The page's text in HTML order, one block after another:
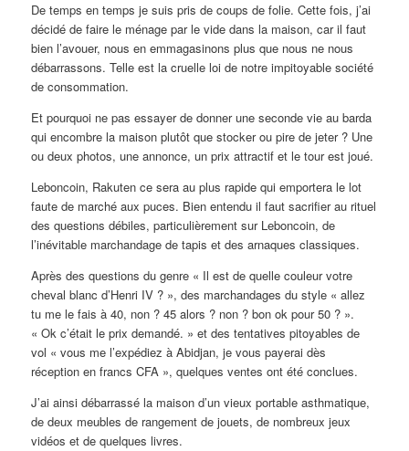
De temps en temps je suis pris de coups de folie. Cette fois, j’ai
décidé de faire le ménage par le vide dans la maison, car il faut
bien l’avouer, nous en emmagasinons plus que nous ne nous
débarrassons. Telle est la cruelle loi de notre impitoyable société
de consommation.
Et pourquoi ne pas essayer de donner une seconde vie au barda
qui encombre la maison plutôt que stocker ou pire de jeter ? Une
ou deux photos, une annonce, un prix attractif et le tour est joué.
Leboncoin, Rakuten ce sera au plus rapide qui emportera le lot
faute de marché aux puces. Bien entendu il faut sacrifier au rituel
des questions débiles, particulièrement sur Leboncoin, de
l’inévitable marchandage de tapis et des arnaques classiques.
Après des questions du genre « Il est de quelle couleur votre
cheval blanc d’Henri IV ? », des marchandages du style « allez
tu me le fais à 40, non ? 45 alors ? non ? bon ok pour 50 ? ».
« Ok c’était le prix demandé. » et des tentatives pitoyables de
vol « vous me l’expédiez à Abidjan, je vous payerai dès
réception en francs CFA », quelques ventes ont été conclues.
J’ai ainsi débarrassé la maison d’un vieux portable asthmatique,
de deux meubles de rangement de jouets, de nombreux jeux
vidéos et de quelques livres.